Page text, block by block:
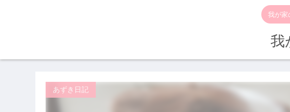
我が家
我
あずき日記